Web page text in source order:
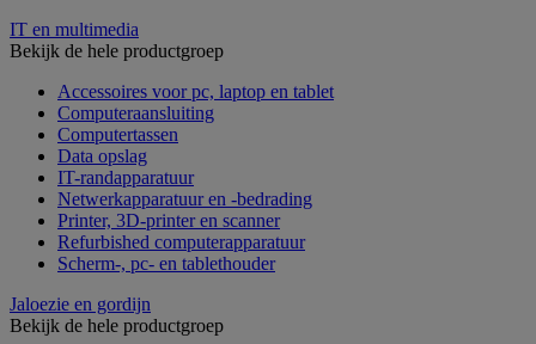
IT en multimedia
Bekijk de hele productgroep
Accessoires voor pc, laptop en tablet
Computeraansluiting
Computertassen
Data opslag
IT-randapparatuur
Netwerkapparatuur en -bedrading
Printer, 3D-printer en scanner
Refurbished computerapparatuur
Scherm-, pc- en tablethouder
Jaloezie en gordijn
Bekijk de hele productgroep